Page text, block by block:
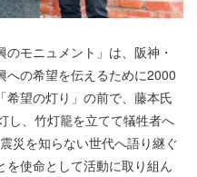
のモニュメント」は、阪神・
への希望を伝えるために2000
望の灯り」の前で、藤本氏
し、竹灯籠を立てて犠牲者へ
災を知らない世代へ語り継ぐ
を使命として活動に取り組ん